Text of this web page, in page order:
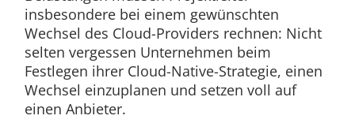
insbesondere bei einem gewünschten
Wechsel des Cloud-Providers rechnen: Nicht
selten vergessen Unternehmen beim
Festlegen ihrer Cloud-Native-Strategie, einen
Wechsel einzuplanen und setzen voll auf
einen Anbieter.